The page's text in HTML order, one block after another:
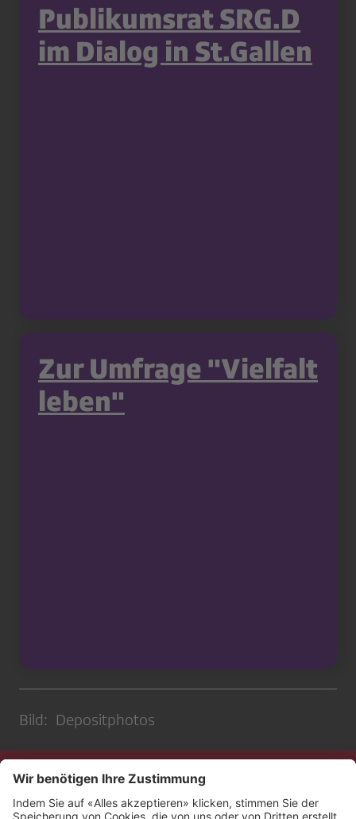
Publikumsrat SRG.D
im Dialog in St.Gallen
Zur Umfrage "Vielfalt
leben"
Bild: Depositphotos
Kontakt